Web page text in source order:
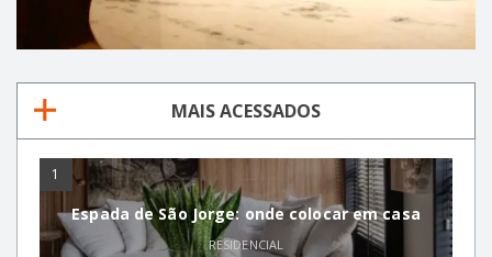
MAIS ACESSADOS
1
Espada de São Jorge: onde colocar em casa
RESIDENCIAL